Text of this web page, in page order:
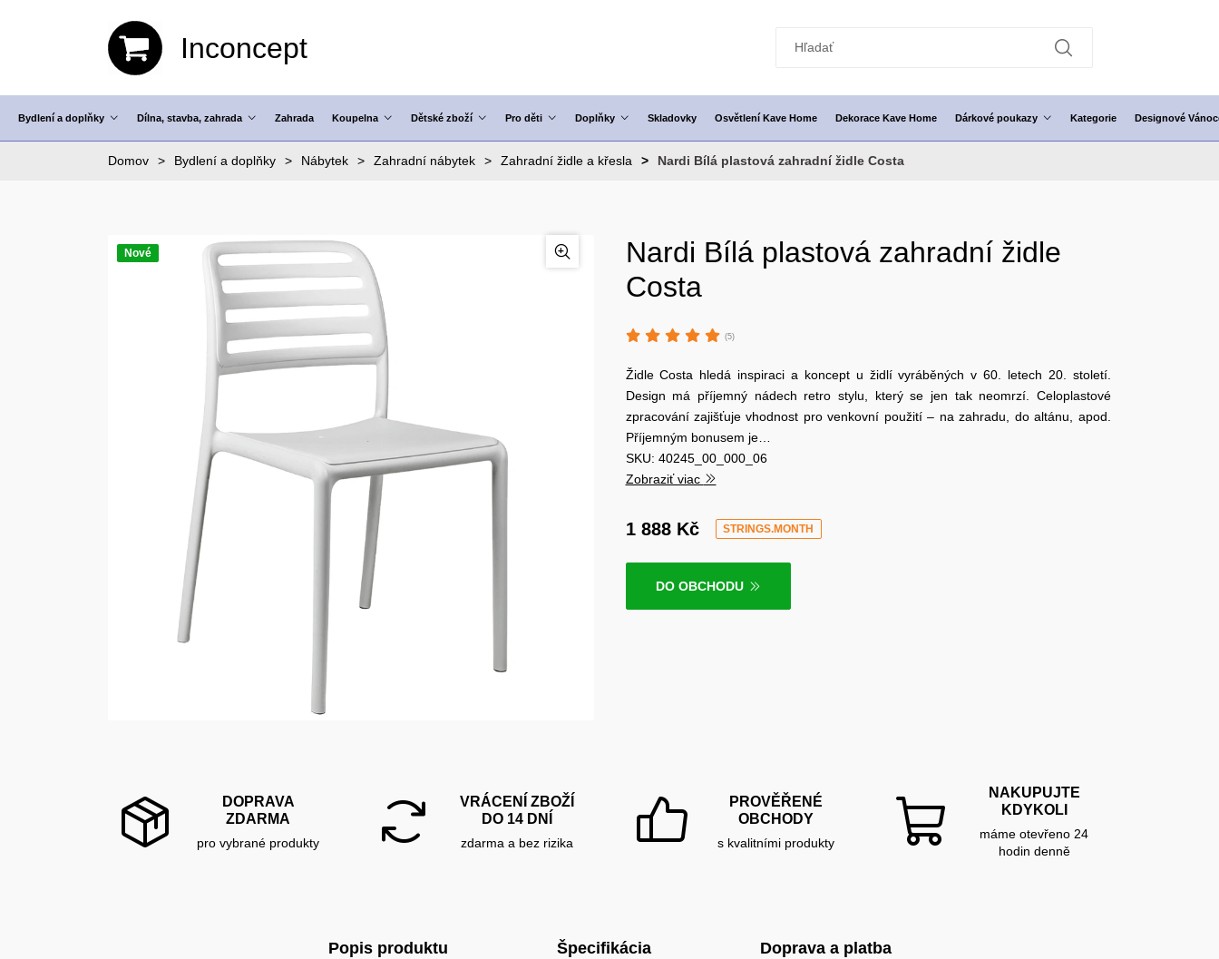
Inconcept
Bydlení a doplňky Dílna, stavba, zahrada Zahrada Koupelna Dětské zboží Pro děti Doplňky Skladovky Osvětlení Kave Home Dekorace Kave Home Dárkové poukazy Kategorie Designové
Domov Bydlení a doplňky Nábytek Zahradní nábytek Zahradní židle a křesla Nardi Bílá plastová zahradní židle Costa
Nové
Nardi Bílá plastová zahradní židle
Costa
(5)
Židle Costa hledá inspiraci a koncept u židlí vyráběných v 60. letech 20. století.
Design má příjemný nádech retro stylu, který se jen tak neomrzí. Celoplastové
zpracování zajišťuje vhodnost pro venkovní použití – na zahradu, do altánu, apod.
Příjemným bonusem je…
SKU: 40245_00_000_06
Zobraziť viac
1 888 Kč STRINGS.MONTH
DO OBCHODU
DOPRAVA
ZDARMA
pro vybrané produkty
VRÁCENÍ ZBOŽÍ
DO 14 DNÍ
zdarma a bez rizika
PROVĚŘENÉ
OBCHODY
s kvalitními produkty
NAKUPUJTE
KDYKOLI
máme otevřeno 24
hodin denně
Popis produktu Špecifikácia Doprava a platba